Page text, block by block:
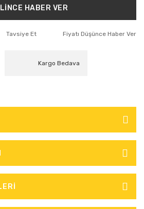
HABER VER
Tavsiye Et Fiyatı Düşünce Haber Ver
Kargo Bedava